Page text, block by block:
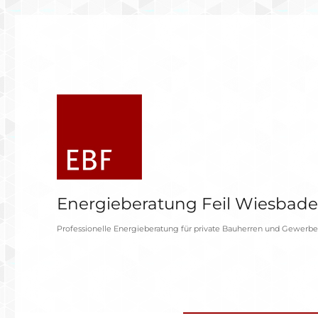
Energieberatung Feil
Professionelle Energieberatung für private Bauherren und Gewerbe